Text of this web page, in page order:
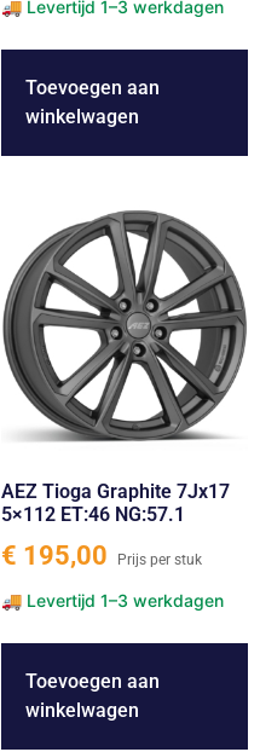
Toevoegen aan
winkelwagen
AEZ Tioga Graphite 7Jx17
5×112 ET:46 NG:57.1
€ 195,00
Toevoegen aan
winkelwagen